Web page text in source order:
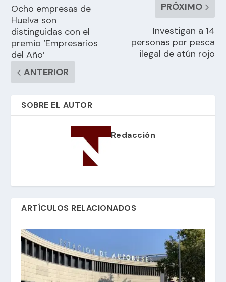
Ocho empresas de
Huelva son
distinguidas con el
premio ‘Empresarios
del Año’
ANTERIOR
PRÓXIMO
Investigan a 14
personas por pesca
ilegal de atún rojo
SOBRE EL AUTOR
Redacción
ARTÍCULOS RELACIONADOS